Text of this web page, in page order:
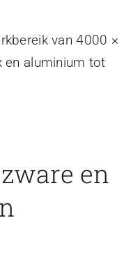
van 4000 ×
en aluminium tot
en